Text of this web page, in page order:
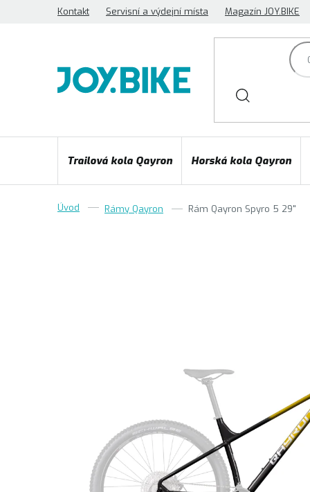
Kontakt Servisní a výdejní místa Magazín JOY.BIKE
Trailová kola Qayron Horská kola Qayron
Rámy Qayron Rám Qayron Spyro 5 29"